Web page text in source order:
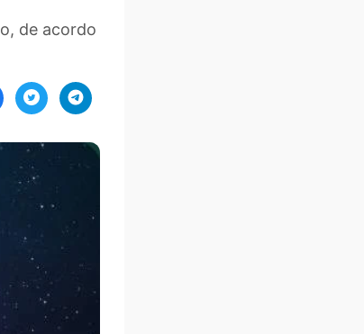
junho, de acordo